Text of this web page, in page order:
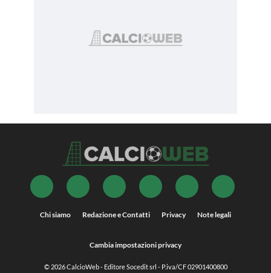
Chi siamo Redazione e Contatti Privacy Note legali
Cambia impostazioni privacy
© 2026CalcioWeb- Editore Socedit srl - P.iva/CF 02901400800